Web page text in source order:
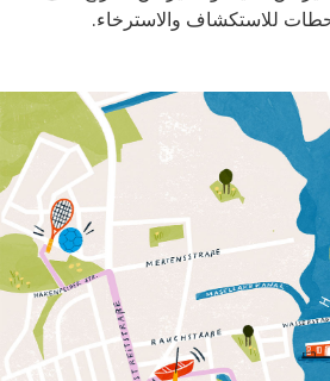
للاستكشاف والاسترخاء.